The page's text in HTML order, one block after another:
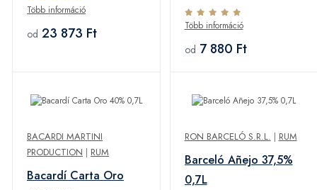
Több információ
od 23 873 Ft Több információ
od 7 880 Ft
BACARDI MARTINI
PRODUCTION | RUM
Bacardí Carta Oro
RON BARCELÓ S.R.L. | RUM
Barceló Añejo 37,5%
0,7L